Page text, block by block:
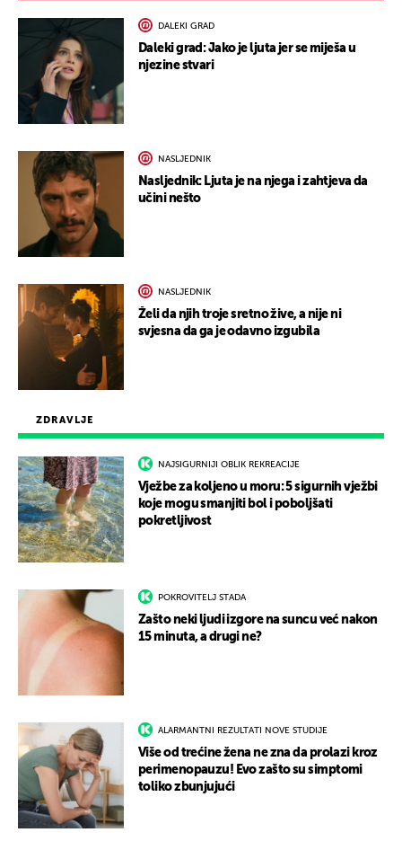
ZDRAVLJE
NAJSIGURNIJI OBLIK REKREACIJE
Vježbe za koljeno u moru: 5 sigurnih vježbi
koje mogu smanjiti bol i poboljšati
pokretljivost
POKROVITELJ STADA
Zašto neki ljudi izgore na suncu već nakon
15 minuta, a drugi ne?
ALARMANTNI REZULTATI NOVE STUDIJE
Više od trećine žena ne zna da prolazi kroz
perimenopauzu! Evo zašto su simptomi
toliko zbunjujući
DALEKI GRAD
Daleki grad: Jako je ljuta jer se miješa u
njezine stvari
NASLJEDNIK
Nasljednik: Ljuta je na njega i zahtjeva da
učini nešto
NASLJEDNIK
Želi da njih troje sretno žive, a nije ni
svjesna da ga je odavno izgubila